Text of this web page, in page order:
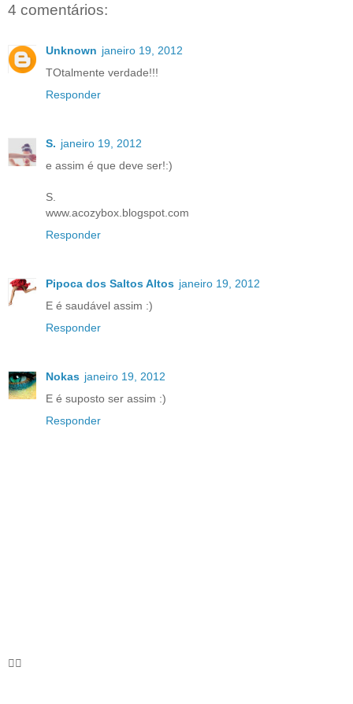
4 comentários:
Unknown janeiro 19, 2012
TOtalmente verdade!!!
Responder
S. janeiro 19, 2012
e assim é que deve ser!:)
S.
www.acozybox.blogspot.com
Responder
Pipoca dos Saltos Altos janeiro 19, 2012
E é saudável assim :)
Responder
Nokas janeiro 19, 2012
E é suposto ser assim :)
Responder
🦸‍♀️